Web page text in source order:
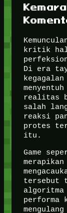
kritik
Di era
realitas
salah
reaksi
protes
itu.
Game
tersebut
algoritma
performa